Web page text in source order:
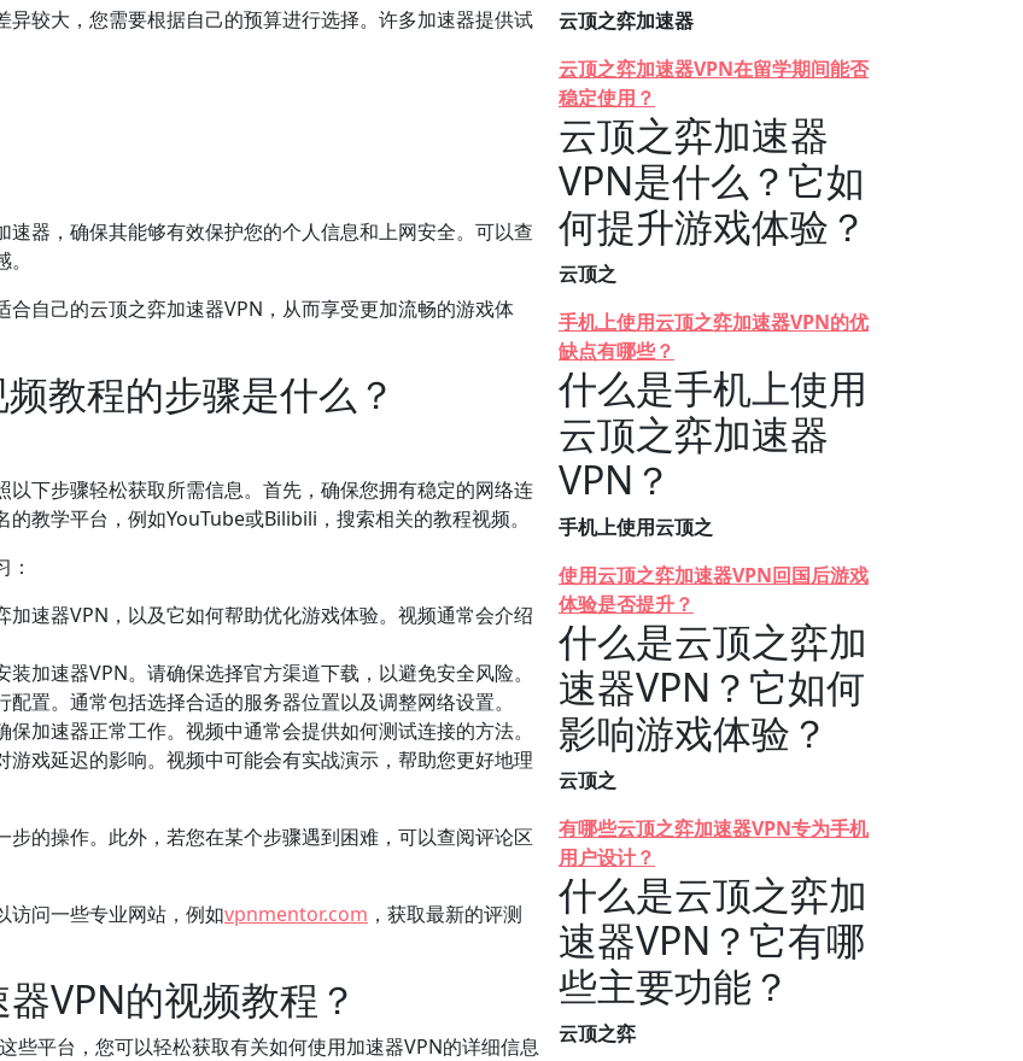
较大，您需要根据自己的预算进行选择。许多加速器提供试
器，确保其能够有效保护您的个人信息和上网安全。可以查
自己的云顶之弈加速器VPN，从而享受更加流畅的游戏体
教程的步骤是什么？
下步骤轻松获取所需信息。首先，确保您拥有稳定的网络连
教学平台，例如YouTube或Bilibili，搜索相关的教程视频。
速器VPN，以及它如何帮助优化游戏体验。视频通常会介绍
加速器VPN。请确保选择官方渠道下载，以避免安全风险。
置。通常包括选择合适的服务器位置以及调整网络设置。
加速器正常工作。视频中通常会提供如何测试连接的方法。
戏延迟的影响。视频中可能会有实战演示，帮助您更好地理
的操作。此外，若您在某个步骤遇到困难，可以查阅评论区
访问一些专业网站，例如vpnmentor.com ，获取最新的评测
VPN的视频教程？
些平台，您可以轻松获取有关如何使用加速器VPN的详细信息
云顶之弈加速器
云顶之弈加速器VPN在留学期间能否
稳定使用？
云顶之弈加速器
VPN是什么？它如
何提升游戏体验？
云顶之
手机上使用云顶之弈加速器VPN的优
缺点有哪些？
什么是手机上使用
云顶之弈加速器
VPN？
手机上使用云顶之
使用云顶之弈加速器VPN回国后游戏
体验是否提升？
什么是云顶之弈加
速器VPN？它如何
影响游戏体验？
云顶之
有哪些云顶之弈加速器VPN专为手机
用户设计？
什么是云顶之弈加
速器VPN？它有哪
些主要功能？
云顶之弈